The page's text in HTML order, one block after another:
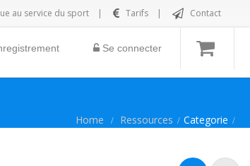
au service du sport | Tarifs | Contact
Se connecter
Home Ressources Categorie